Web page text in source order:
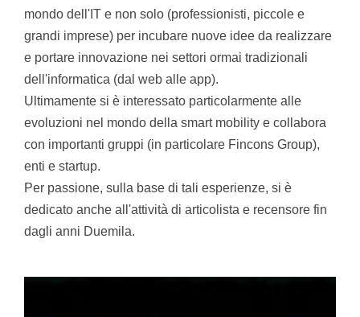
mondo dell'IT e non solo (professionisti, piccole e
grandi imprese) per incubare nuove idee da realizzare
e portare innovazione nei settori ormai tradizionali
dell'informatica (dal web alle app).
Ultimamente si è interessato particolarmente alle
evoluzioni nel mondo della smart mobility e collabora
con importanti gruppi (in particolare Fincons Group),
enti e startup.
Per passione, sulla base di tali esperienze, si è
dedicato anche all'attività di articolista e recensore fin
dagli anni Duemila.